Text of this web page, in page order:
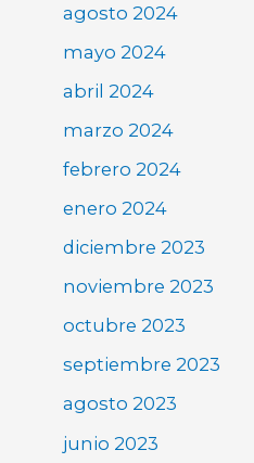
agosto 2024
mayo 2024
abril 2024
marzo 2024
febrero 2024
enero 2024
diciembre 2023
noviembre 2023
octubre 2023
septiembre 2023
agosto 2023
junio 2023